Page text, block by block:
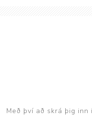
Með því að skrá þig